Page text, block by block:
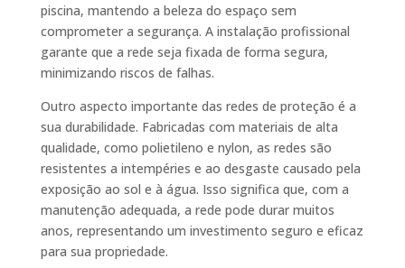
piscina, mantendo a beleza do espaço sem
comprometer a segurança. A instalação profissional
garante que a rede seja fixada de forma segura,
minimizando riscos de falhas.
Outro aspecto importante das redes de proteção é a
sua durabilidade. Fabricadas com materiais de alta
qualidade, como polietileno e nylon, as redes são
resistentes a intempéries e ao desgaste causado pela
exposição ao sol e à água. Isso significa que, com a
manutenção adequada, a rede pode durar muitos
anos, representando um investimento seguro e eficaz
para sua propriedade.